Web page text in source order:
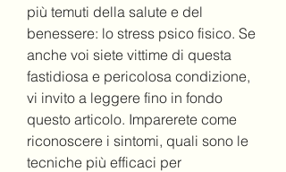
più temuti della salute e del
benessere: lo stress psico fisico. Se
anche voi siete vittime di questa
fastidiosa e pericolosa condizione,
vi invito a leggere fino in fondo
questo articolo. Imparerete come
riconoscere i sintomi, quali sono le
tecniche più efficaci per